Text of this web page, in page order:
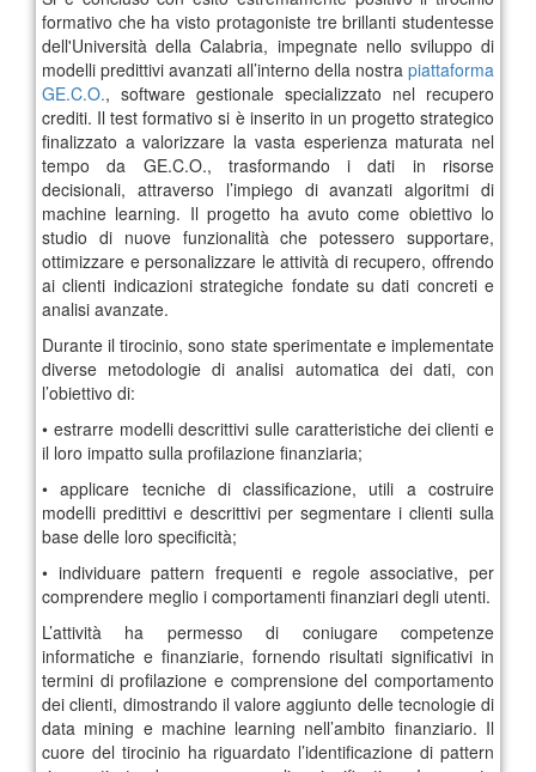
formativo che ha visto protagoniste tre brillanti studentesse
dell'Università della Calabria, impegnate nello sviluppo di
modelli predittivi avanzati all’interno della nostra piattaforma
GE.C.O., software gestionale specializzato nel recupero
crediti. Il test formativo si è inserito in un progetto strategico
finalizzato a valorizzare la vasta esperienza maturata nel
tempo da GE.C.O., trasformando i dati in risorse
decisionali, attraverso l’impiego di avanzati algoritmi di
machine learning. Il progetto ha avuto come obiettivo lo
studio di nuove funzionalità che potessero supportare,
ottimizzare e personalizzare le attività di recupero, offrendo
ai clienti indicazioni strategiche fondate su dati concreti e
analisi avanzate.
Durante il tirocinio, sono state sperimentate e implementate
diverse metodologie di analisi automatica dei dati, con
l’obiettivo di:
• estrarre modelli descrittivi sulle caratteristiche dei clienti e
il loro impatto sulla profilazione finanziaria;
• applicare tecniche di classificazione, utili a costruire
modelli predittivi e descrittivi per segmentare i clienti sulla
base delle loro specificità;
• individuare pattern frequenti e regole associative, per
comprendere meglio i comportamenti finanziari degli utenti.
L’attività ha permesso di coniugare competenze
informatiche e finanziarie, fornendo risultati significativi in
termini di profilazione e comprensione del comportamento
dei clienti, dimostrando il valore aggiunto delle tecnologie di
data mining e machine learning nell’ambito finanziario. Il
cuore del tirocinio ha riguardato l’identificazione di pattern